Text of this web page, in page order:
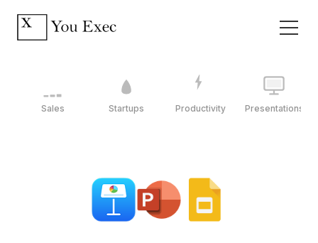
Sales Startups Productivity Presentations